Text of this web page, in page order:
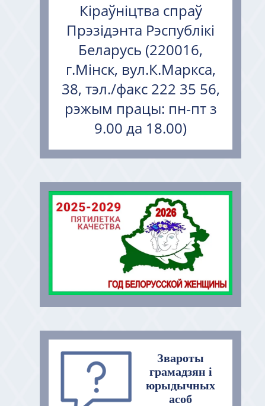
Кіраўніцтва спраў
Прэзідэнта Рэспублікі
Беларусь (220016,
г.Мінск, вул.К.Маркса,
38, тэл./факс 222 35 56,
рэжым працы: пн-пт з
9.00 да 18.00)
Звароты
грамадзян і
юрыдычных
асоб